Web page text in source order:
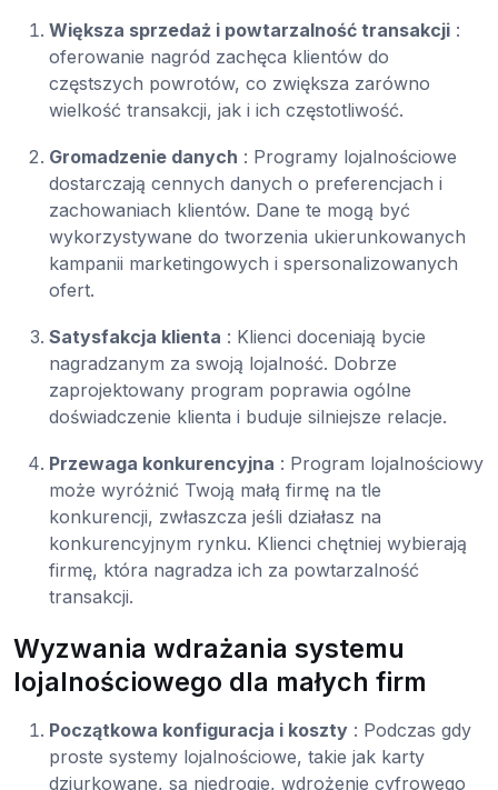
Większa sprzedaż i powtarzalność transakcji :
oferowanie nagród zachęca klientów do
częstszych powrotów, co zwiększa zarówno
wielkość transakcji, jak i ich częstotliwość.
Gromadzenie danych : Programy lojalnościowe
dostarczają cennych danych o preferencjach i
zachowaniach klientów. Dane te mogą być
wykorzystywane do tworzenia ukierunkowanych
kampanii marketingowych i spersonalizowanych
ofert.
Satysfakcja klienta : Klienci doceniają bycie
nagradzanym za swoją lojalność. Dobrze
zaprojektowany program poprawia ogólne
doświadczenie klienta i buduje silniejsze relacje.
Przewaga konkurencyjna : Program lojalnościowy
może wyróżnić Twoją małą firmę na tle
konkurencji, zwłaszcza jeśli działasz na
konkurencyjnym rynku. Klienci chętniej wybierają
firmę, która nagradza ich za powtarzalność
transakcji.
Wyzwania wdrażania systemu
lojalnościowego dla małych firm
Początkowa konfiguracja i koszty : Podczas gdy
proste systemy lojalnościowe, takie jak karty
dziurkowane, są niedrogie, wdrożenie cyfrowego